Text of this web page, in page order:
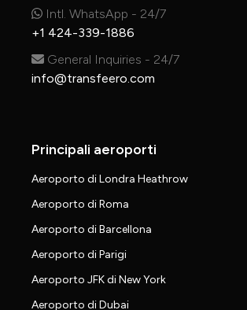
Intl. WhatsApp - 24/7
+1 424-339-1886
General Inquiries - 24/7
info@transfeero.com
Principali aeroporti
Aeroporto di Londra Heathrow
Aeroporto di Roma
Aeroporto di Barcellona
Aeroporto di Parigi
Aeroporto JFK di New York
Aeroporto di Dubai